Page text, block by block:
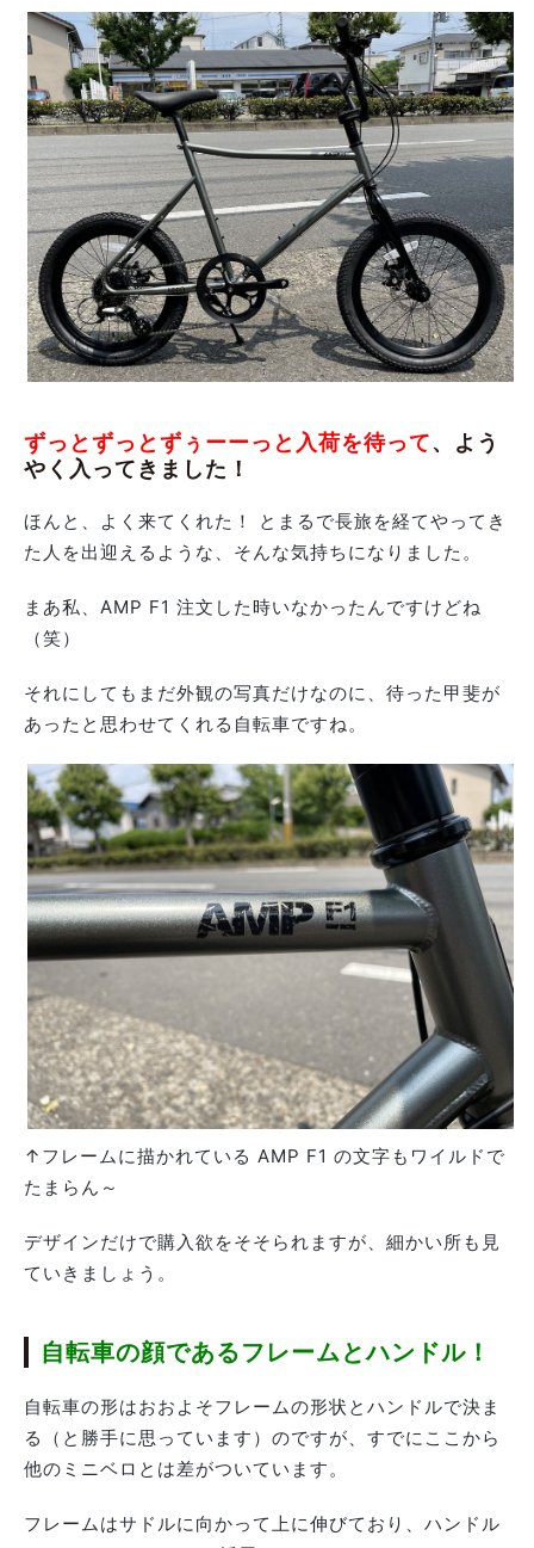
ずっとずっとずぅーーっと入荷を待って、よう
やく入ってきました！
ほんと、よく来てくれた！ とまるで長旅を経てやってき
た人を出迎えるような、そんな気持ちになりました。
まあ私、AMP F1 注文した時いなかったんですけどね
（笑）
それにしてもまだ外観の写真だけなのに、待った甲斐が
あったと思わせてくれる自転車ですね。
↑フレームに描かれている AMP F1 の文字もワイルドで
たまらん～
デザインだけで購入欲をそそられますが、細かい所も見
ていきましょう。
自転車の顔であるフレームとハンドル！
自転車の形はおおよそフレームの形状とハンドルで決ま
る（と勝手に思っています）のですが、すでにここから
他のミニベロとは差がついています。
フレームはサドルに向かって上に伸びており、ハンドル